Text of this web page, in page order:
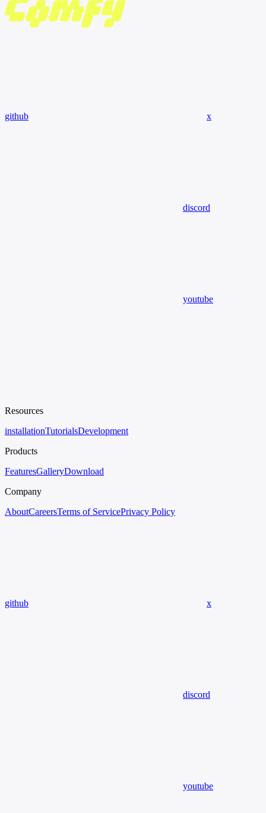
github x
discord
youtube
Resources
installationTutorialsDevelopment
Products
FeaturesGalleryDownload
Company
AboutCareersTerms of ServicePrivacy Policy
github x
discord
youtube